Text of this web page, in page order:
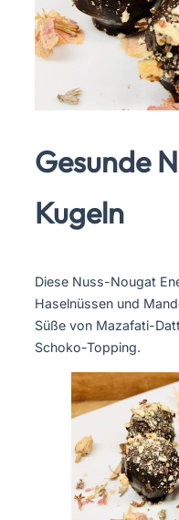
Gesunde
Kugeln
Diese Nuss-Nougat
Haselnüssen und
Süße von Mazafati-
Schoko-Topping.